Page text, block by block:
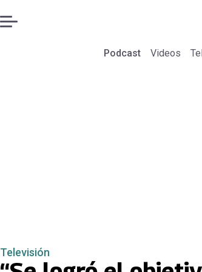
Podcast Videos
Televisión